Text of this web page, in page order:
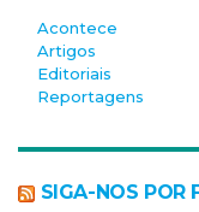
Acontece
Artigos
Editoriais
Reportagens
SIGA-NOS POR